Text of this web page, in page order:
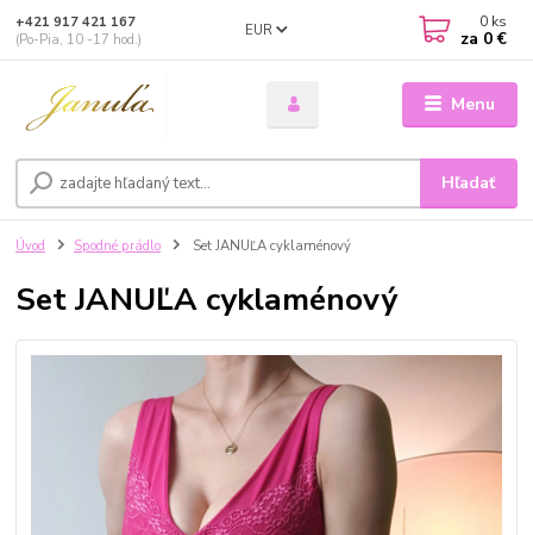
Menu
EUR
Hľadať
+421 917 421 167
(Po-Pia, 10 -17 hod.)
0 ks
za 0 €
Úvod Spodné prádlo Set JANUĽA cyklaménový
Set JANUĽA cyklaménový